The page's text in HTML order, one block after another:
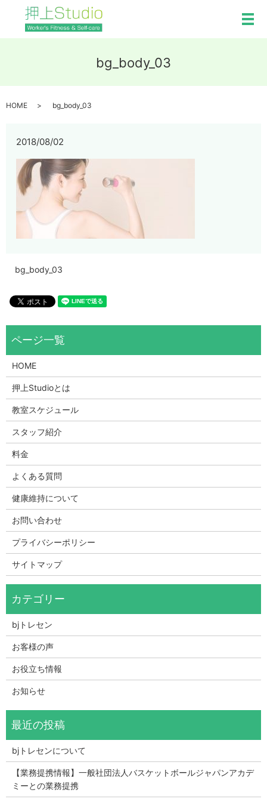
メ
bg_body_03
HOME bg_body_03
2018/08/02
bg_body_03
HOME
押上Studioとは
教室スケジュール
スタッフ紹介
料金
よくある質問
健康維持について
お問い合わせ
プライバシーポリシー
サイトマップ
bjトレセン
お客様の声
お役立ち情報
お知らせ
bjトレセンについて
【業務提携情報】一般社団法人バスケットボールジャパンアカデ
ミーとの業務提携